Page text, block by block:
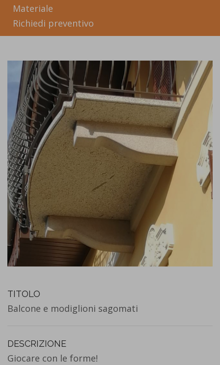
Materiale
Richiedi preventivo
TITOLO
Balcone e modiglioni sagomati
DESCRIZIONE
Giocare con le forme!